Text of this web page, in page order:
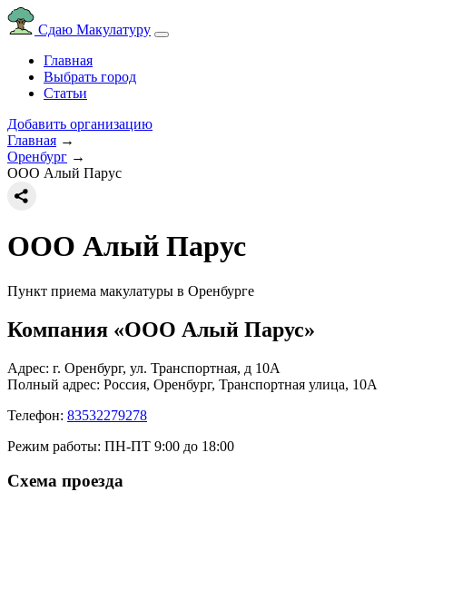
Сдаю Макулатуру
Главная
Выбрать город
Статьи
Добавить организацию
Главная →
Оренбург →
ООО Алый Парус
ООО Алый Парус
Пункт приема макулатуры в Оренбурге
Компания «ООО Алый Парус»
Адрес: г. Оренбург, ул. Транспортная, д 10А
Полный адрес: Россия, Оренбург, Транспортная улица, 10А
Телефон: 83532279278
Режим работы: ПН-ПТ 9:00 до 18:00
Схема проезда